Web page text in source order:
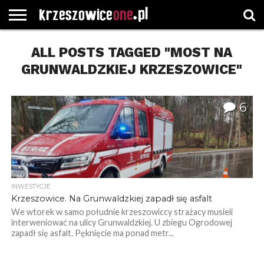
GŁÓWNA
WYBORY
SAMORZĄDOWE
WYBIERZ
KATEGORIE
ROZKŁADY
JAZDY
GREGORCZYK
WATCH
KONTAKT
ALL POSTS TAGGED "MOST NA
GRUNWALDZKIEJ KRZESZOWICE"
6
INWESTYCJE
Krzeszowice. Na Grunwaldzkiej zapadł się asfalt
We wtorek w samo południe krzeszowiccy strażacy musieli
interweniować na ulicy Grunwaldzkiej. U zbiegu Ogrodowej
zapadł się asfalt. Pęknięcie ma ponad metr...